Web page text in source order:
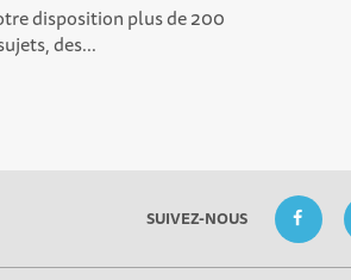
disposition plus de 200
des...
SUIVEZ-NOUS